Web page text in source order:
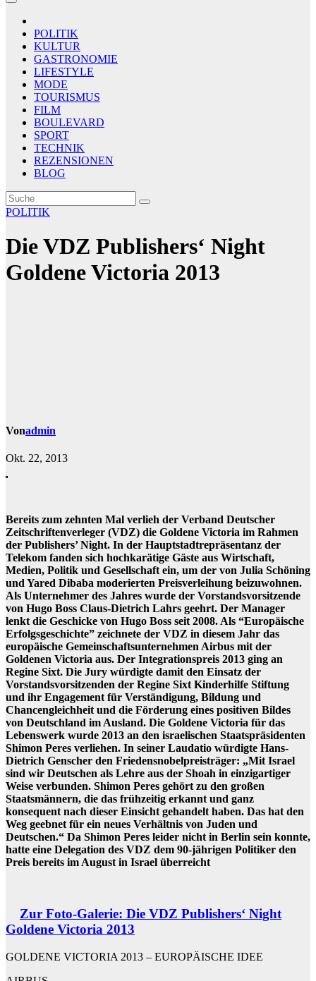
POLITIK
KULTUR
GASTRONOMIE
LIFESTYLE
MODE
TOURISMUS
FILM
BOULEVARD
SPORT
TECHNIK
REZENSIONEN
BLOG
POLITIK
Die VDZ Publishers‘ Night
Goldene Victoria 2013
Vonadmin
Okt. 22, 2013
Bereits zum zehnten Mal verlieh der Verband Deutscher
Zeitschriftenverleger (VDZ) die Goldene Victoria im Rahmen
der Publishers’ Night. In der Hauptstadtrepräsentanz der
Telekom fanden sich hochkarätige Gäste aus Wirtschaft,
Medien, Politik und Gesellschaft ein, um der von Julia Schöning
und Yared Dibaba moderierten Preisverleihung beizuwohnen.
Als Unternehmer des Jahres wurde der Vorstandsvorsitzende
von Hugo Boss Claus-Dietrich Lahrs geehrt. Der Manager
lenkt die Geschicke von Hugo Boss seit 2008. Als “Europäische
Erfolgsgeschichte” zeichnete der VDZ in diesem Jahr das
europäische Gemeinschaftsunternehmen Airbus mit der
Goldenen Victoria aus. Der Integrationspreis 2013 ging an
Regine Sixt. Die Jury würdigte damit den Einsatz der
Vorstandsvorsitzenden der Regine Sixt Kinderhilfe Stiftung
und ihr Engagement für Verständigung, Bildung und
Chancengleichheit und die Förderung eines positiven Bildes
von Deutschland im Ausland. Die Goldene Victoria für das
Lebenswerk wurde 2013 an den israelischen Staatspräsidenten
Shimon Peres verliehen. In seiner Laudatio würdigte Hans-
Dietrich Genscher den Friedensnobelpreisträger: „Mit Israel
sind wir Deutschen als Lehre aus der Shoah in einzigartiger
Weise verbunden. Shimon Peres gehört zu den großen
Staatsmännern, die das frühzeitig erkannt und ganz
konsequent nach dieser Einsicht gehandelt haben. Das hat den
Weg geebnet für ein neues Verhältnis von Juden und
Deutschen.“ Da Shimon Peres leider nicht in Berlin sein konnte,
hatte eine Delegation des VDZ dem 90-jährigen Politiker den
Preis bereits im August in Israel überreicht
Zur Foto-Galerie: Die VDZ Publishers‘ Night
Goldene Victoria 2013
GOLDENE VICTORIA 2013 – EUROPÄISCHE IDEE